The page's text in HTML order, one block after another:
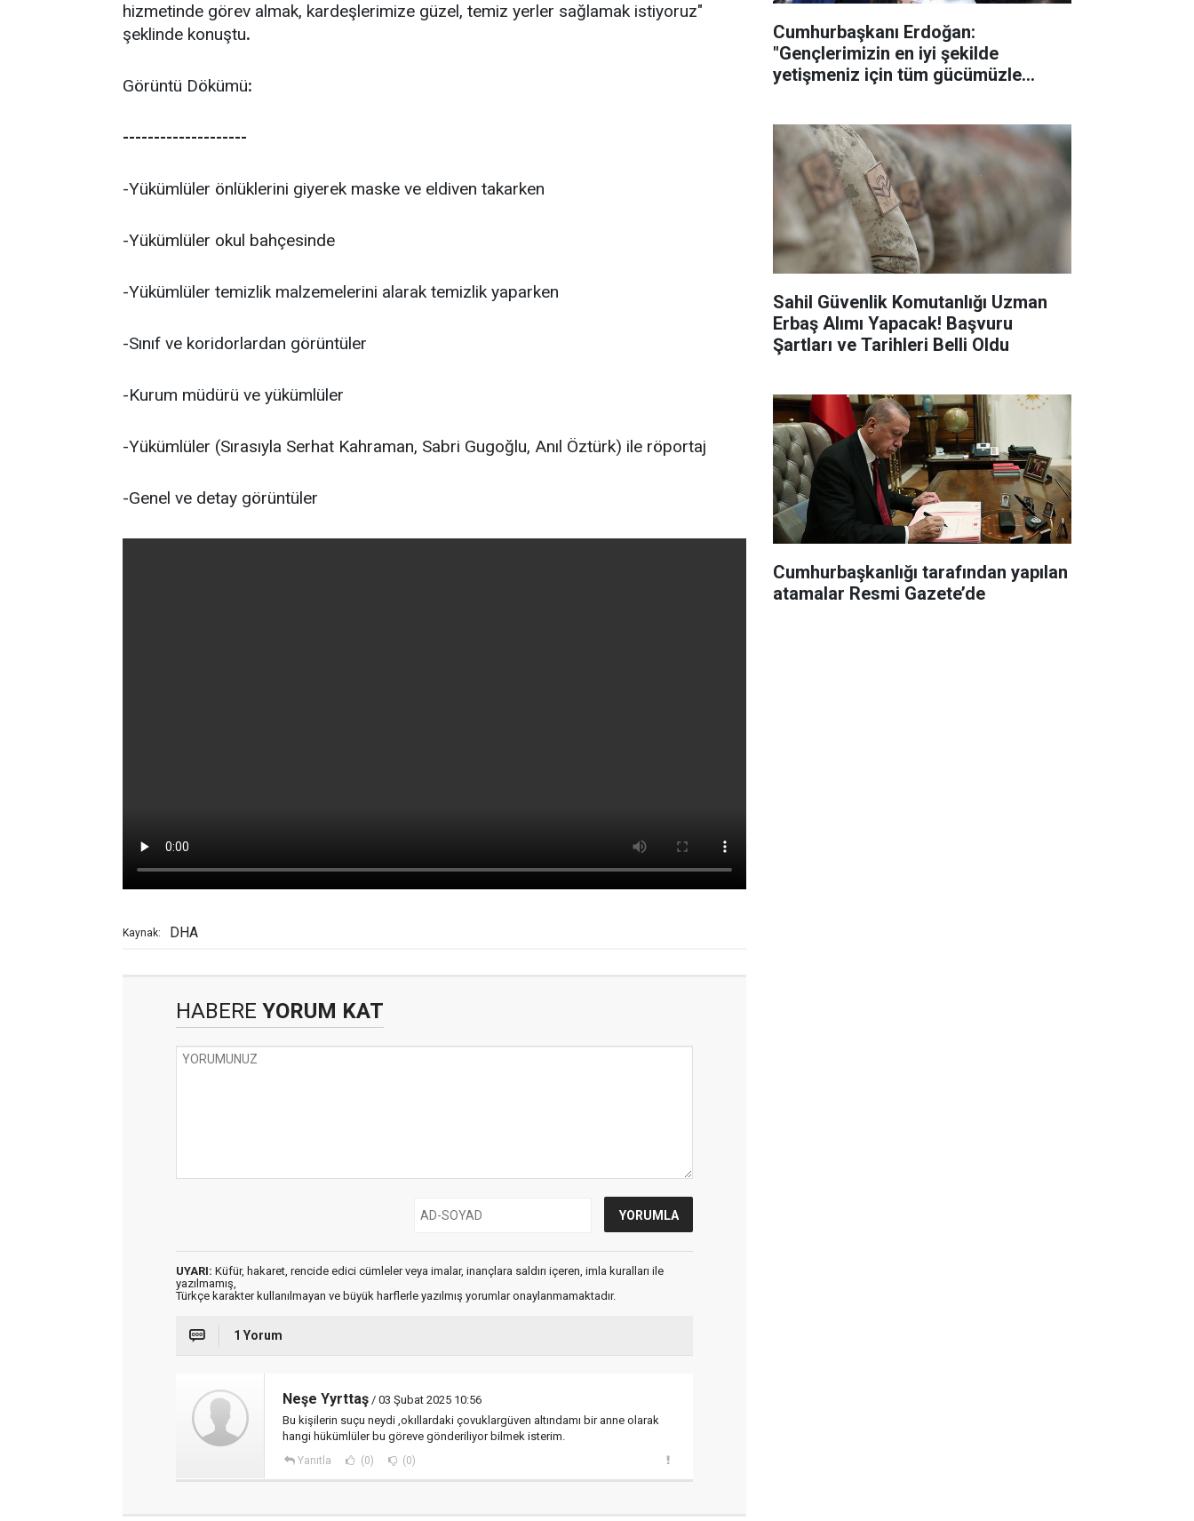
hizmetinde görev almak, kardeşlerimize güzel, temiz yerler sağlamak istiyoruz"
şeklinde konuştu.
Görüntü Dökümü:
--------------------
-Yükümlüler önlüklerini giyerek maske ve eldiven takarken
-Yükümlüler okul bahçesinde
-Yükümlüler temizlik malzemelerini alarak temizlik yaparken
-Sınıf ve koridorlardan görüntüler
-Kurum müdürü ve yükümlüler
-Yükümlüler (Sırasıyla Serhat Kahraman, Sabri Gugoğlu, Anıl Öztürk) ile röportaj
-Genel ve detay görüntüler
Kaynak: DHA
HABERE YORUM KAT
UYARI: Küfür, hakaret, rencide edici cümleler veya imalar, inançlara saldırı içeren, imla kuralları ile
yazılmamış,
Türkçe karakter kullanılmayan ve büyük harflerle yazılmış yorumlar onaylanmamaktadır.
1 Yorum
Neşe Yyrttaş / 03 Şubat 2025 10:56
Bu kişilerin suçu neydi ,okıllardaki çovuklargüven altındamı bir anne olarak
hangi hükümlüler bu göreve gönderiliyor bilmek isterim.
Yanıtla (0) (0)
Cumhurbaşkanı Erdoğan:
"Gençlerimizin en iyi şekilde
yetişmeniz için tüm gücümüzle
Sahil Güvenlik Komutanlığı Uzman
Erbaş Alımı Yapacak! Başvuru
Şartları ve Tarihleri Belli Oldu
Cumhurbaşkanlığı tarafından yapılan
atamalar Resmi Gazete’de